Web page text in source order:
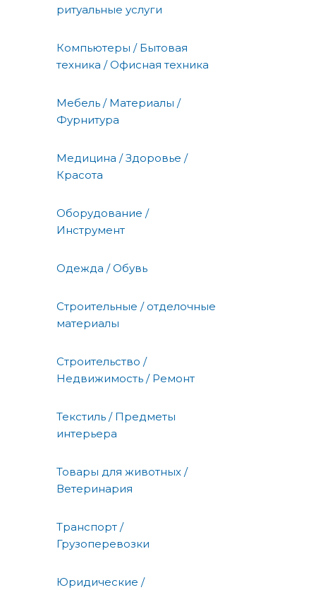
ритуальные услуги
Компьютеры / Бытовая
техника / Офисная техника
Мебель / Материалы /
Фурнитура
Медицина / Здоровье /
Красота
Оборудование /
Инструмент
Одежда / Обувь
Строительные / отделочные
материалы
Строительство /
Недвижимость / Ремонт
Текстиль / Предметы
интерьера
Товары для животных /
Ветеринария
Транспорт /
Грузоперевозки
Юридические /